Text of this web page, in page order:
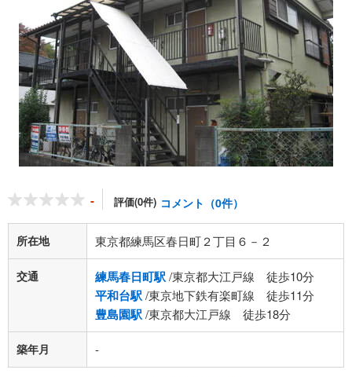
- 評価(0件) コメント（0件）
所在地 東京都練馬区春日町２丁目６－２
交通 練馬春日町駅/東京都大江戸線 徒歩10分
平和台駅/東京地下鉄有楽町線 徒歩11分
豊島園駅/東京都大江戸線 徒歩18分
築年月 -